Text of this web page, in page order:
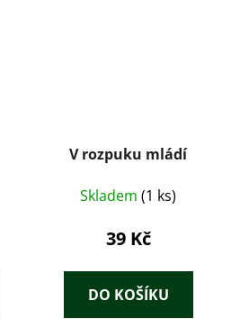
V rozpuku mládí
Skladem (1 ks)
39 Kč
DO KOŠÍKU